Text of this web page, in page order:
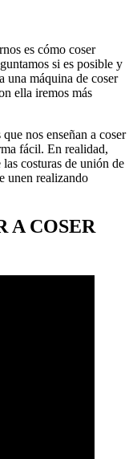
es cómo coser
si es posible y
una máquina de coser
ella iremos más
nos enseñan a coser
fácil. En realidad,
costuras de unión de
unen realizando
A COSER